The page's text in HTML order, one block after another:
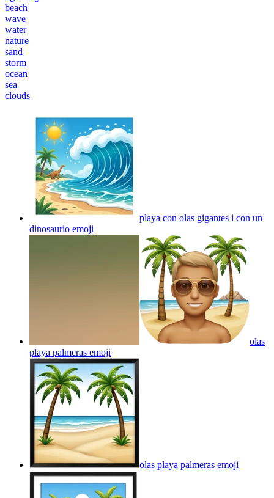
beach
wave
water
nature
sand
storm
ocean
sea
clouds
playa con olas gigantes i con un
dinosaurio emoji
olas
playa palmeras emoji
olas playa palmeras emoji